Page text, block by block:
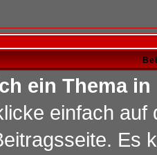
ein Thema
einfach
Es